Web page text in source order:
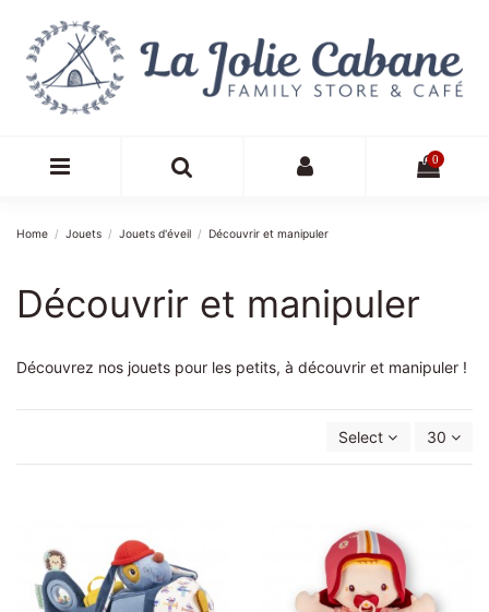
0
Home Jouets Jouets d'éveil Découvrir et manipuler
Découvrir et manipuler
Découvrez nos jouets pour les petits, à découvrir et manipuler !
Select 30